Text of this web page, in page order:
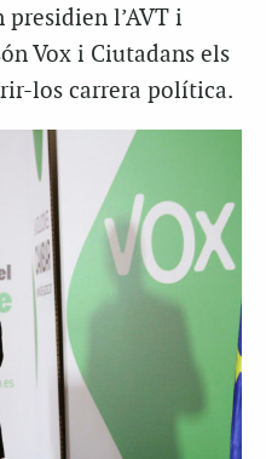
presidien l’AVT i
Vox i Ciutadans els
los carrera política.